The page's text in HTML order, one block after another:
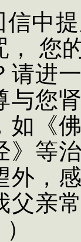
信中
您
请进
与您
如《
》等
外，
父亲